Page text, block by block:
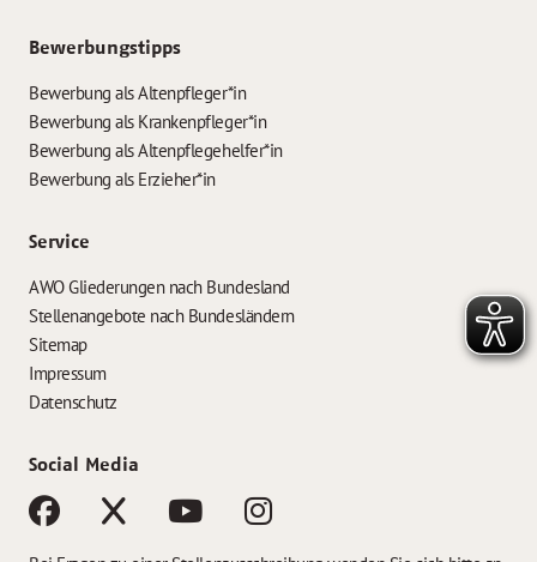
Bewerbungstipps
Bewerbung als Altenpfleger*in
Bewerbung als Krankenpfleger*in
Bewerbung als Altenpflegehelfer*in
Bewerbung als Erzieher*in
Service
AWO Gliederungen nach Bundesland
Stellenangebote nach Bundesländern
Sitemap
Impressum
Datenschutz
Social Media